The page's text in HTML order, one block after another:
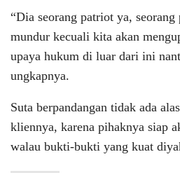
“Dia seorang patriot ya,
mundur kecuali kita akan
upaya hukum di luar dari ini
ungkapnya.
Suta berpandangan tidak ada
kliennya, karena pihaknya siap
walau bukti-bukti yang kuat